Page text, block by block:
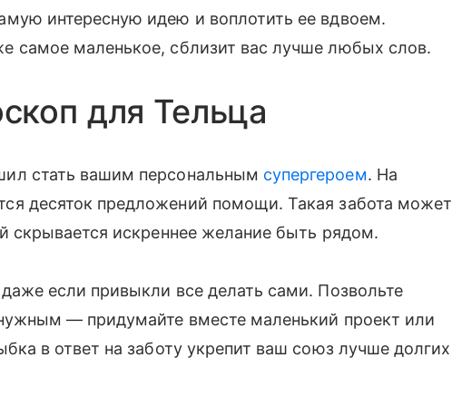
интересную идею и воплотить ее вдвоем.
самое маленькое, сблизит вас лучше любых слов.
для Тельца
стать вашим персональным супергероем. На
десяток предложений помощи. Такая забота может
скрывается искреннее желание быть рядом.
если привыкли все делать сами. Позвольте
— придумайте вместе маленький проект или
в ответ на заботу укрепит ваш союз лучше долгих